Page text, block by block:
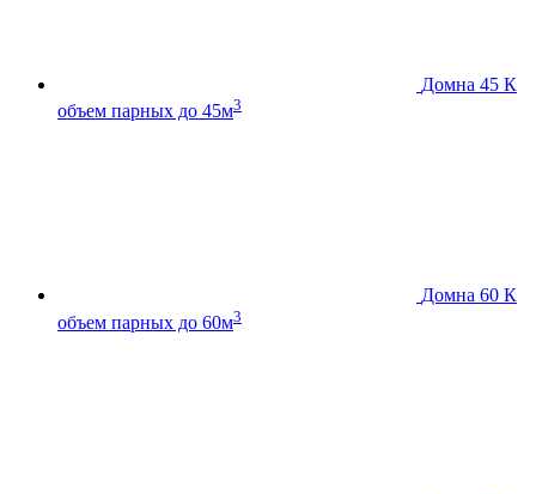
Домна 45 К
объем парных до 45м3
Домна 60 К
объем парных до 60м3